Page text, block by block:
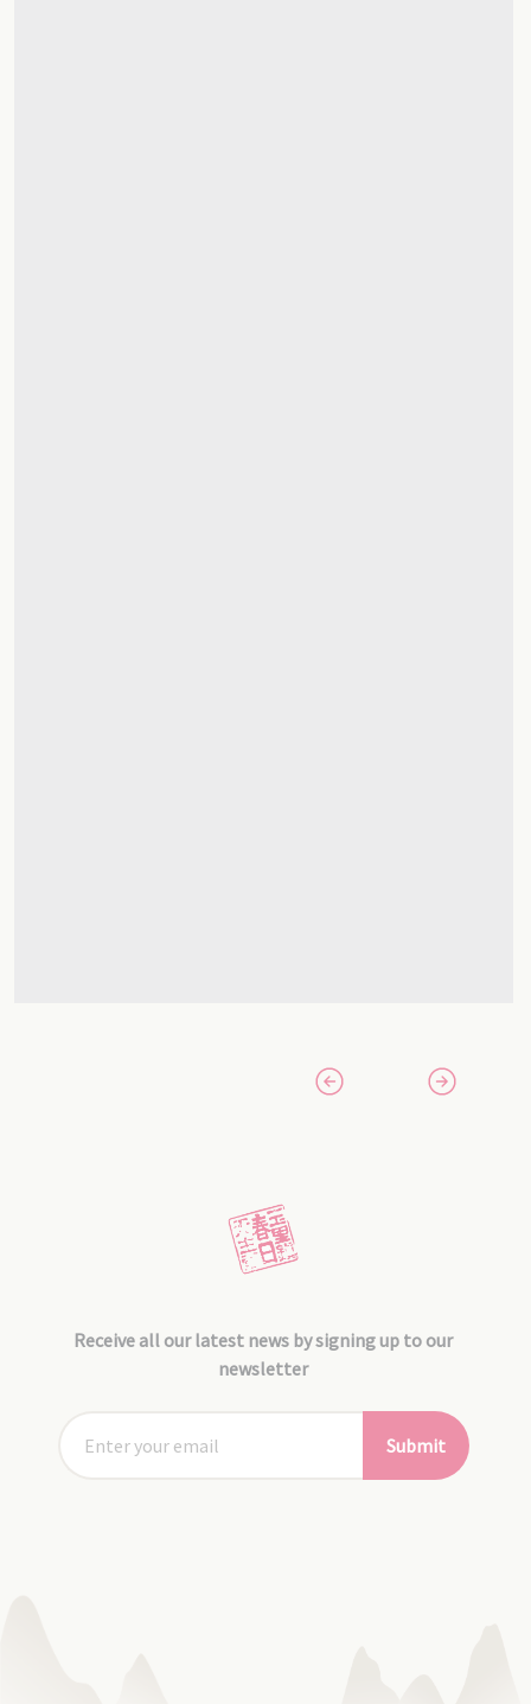
Receive all our latest news by signing up to our
newsletter
Submit